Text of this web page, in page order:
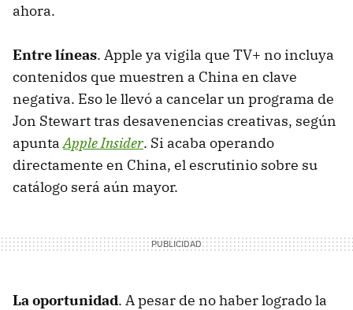
ahora.
Entre líneas. Apple ya vigila que TV+ no incluya
contenidos que muestren a China en clave
negativa. Eso le llevó a cancelar un programa de
Jon Stewart tras desavenencias creativas, según
apuntaApple Insider. Si acaba operando
directamente en China, el escrutinio sobre su
catálogo será aún mayor.
La oportunidad. A pesar de no haber logrado la